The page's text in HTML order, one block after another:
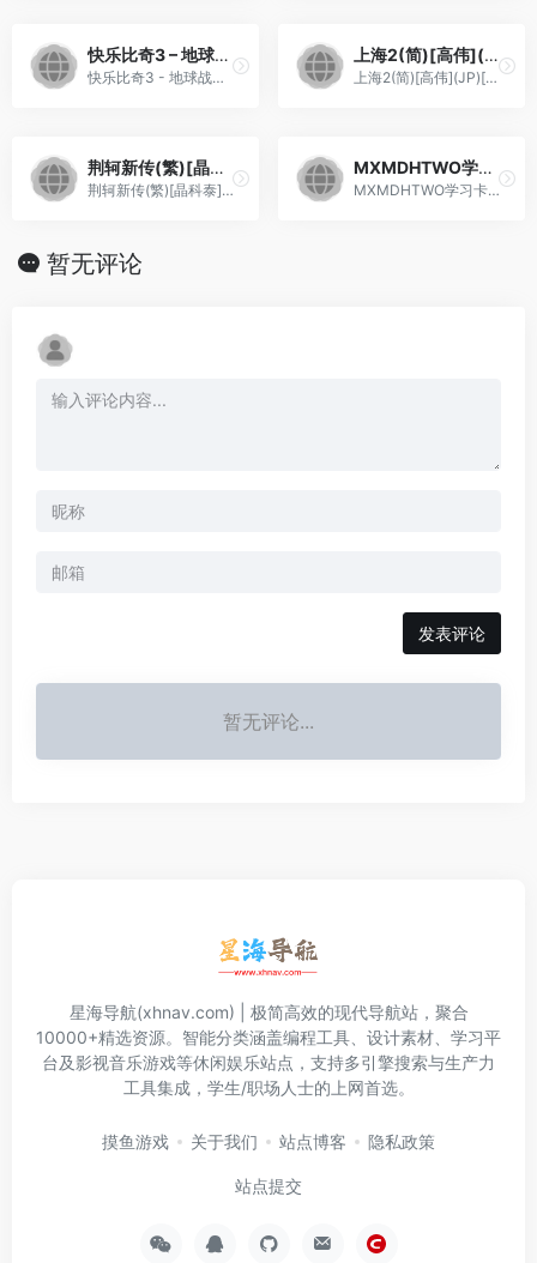
快乐比奇3 – 地球战士(解密版)(繁)[外星科技+WXN](CN)[ACT](4Mb)
快乐比奇3 - 地球战士(解密版)(繁)[外星科技+WXN](CN)[ACT](4Mb)
上海2(简)[高伟](JP)[PUZ](1Mb)
上海2(简)[高伟](JP)[PUZ](1Mb)
荆轲新传(繁)[晶科泰](CN)[RPG](2Mb)
荆轲新传(繁)[晶科泰](CN)[RPG](2Mb)
MXMDHTWO学习卡(简)[小天才](CN)[ETC](4Mb)
MXMDHTWO学习卡(简)[小天才](CN)[ETC](4Mb)
暂无评论
发表评论
暂无评论...
星海导航(xhnav.com) | 极简高效的现代导航站，聚合
10000+精选资源。智能分类涵盖编程工具、设计素材、学习平
台及影视音乐游戏等休闲娱乐站点，支持多引擎搜索与生产力
工具集成，学生/职场人士的上网首选。
摸鱼游戏 关于我们 站点博客 隐私政策
站点提交